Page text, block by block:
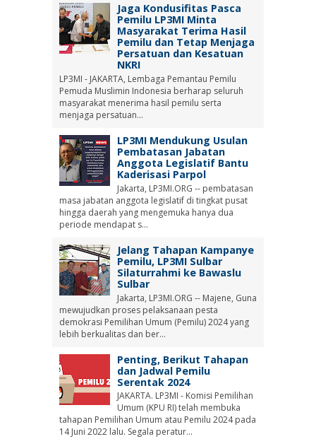
Jaga Kondusifitas Pasca
Pemilu LP3MI Minta
Masyarakat Terima Hasil
Pemilu dan Tetap Menjaga
Persatuan dan Kesatuan
NKRI
LP3MI - JAKARTA, Lembaga Pemantau Pemilu
Pemuda Muslimin Indonesia berharap seluruh
masyarakat menerima hasil pemilu serta
menjaga persatuan...
LP3MI Mendukung Usulan
Pembatasan Jabatan
Anggota Legislatif Bantu
Kaderisasi Parpol
Jakarta, LP3MI.ORG -- pembatasan
masa jabatan anggota legislatif di tingkat pusat
hingga daerah yang mengemuka hanya dua
periode mendapat s...
Jelang Tahapan Kampanye
Pemilu, LP3MI Sulbar
Silaturrahmi ke Bawaslu
Sulbar
Jakarta, LP3MI.ORG -- Majene, Guna
mewujudkan proses pelaksanaan pesta
demokrasi Pemilihan Umum (Pemilu) 2024 yang
lebih berkualitas dan ber...
Penting, Berikut Tahapan
dan Jadwal Pemilu
Serentak 2024
JAKARTA. LP3MI - Komisi Pemilihan
Umum (KPU RI) telah membuka
tahapan Pemilihan Umum atau Pemilu 2024 pada
14 Juni 2022 lalu. Segala peratur...